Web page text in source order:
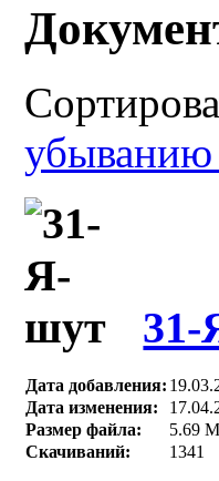
Дата добавления:
Дата изменения:
Размер файла:
5.69
Скачиваний:
1341